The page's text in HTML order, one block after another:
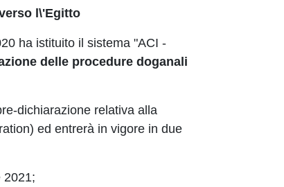
l\'Egitto
ha istituito il sistema "ACI -
delle procedure doganali
dichiarazione relativa alla
ed entrerà in vigore in due
2021;